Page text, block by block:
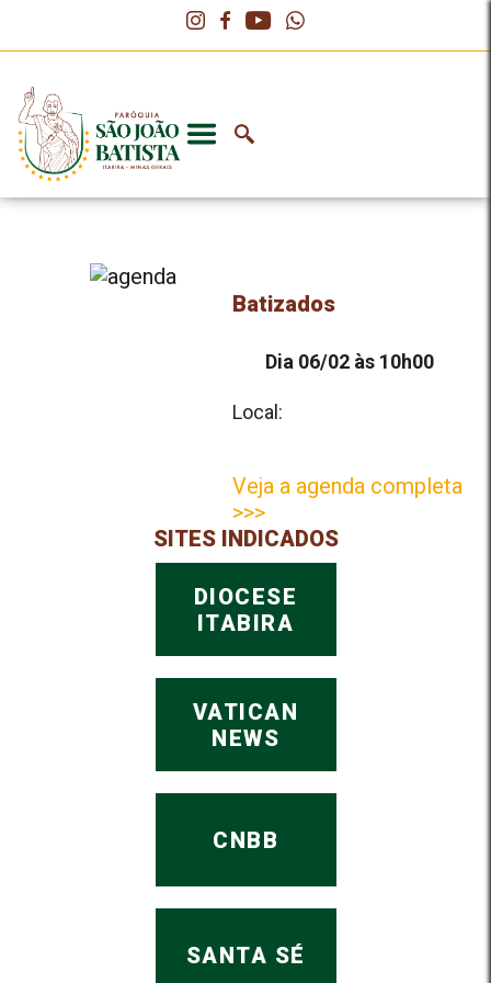
Batizados
Dia 06/02 às 10h00
Local:
Veja a agenda completa
>>>
SITES INDICADOS
DIOCESE
ITABIRA
VATICAN
NEWS
CNBB
SANTA SÉ